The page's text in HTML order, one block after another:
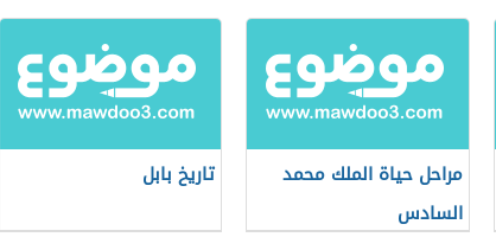
مراحل حياة الملك محمد
السادس
تاريخ بابل